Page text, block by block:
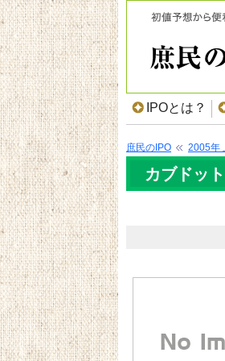
IPOとは？
庶民のIPO 2005年
カブドッ